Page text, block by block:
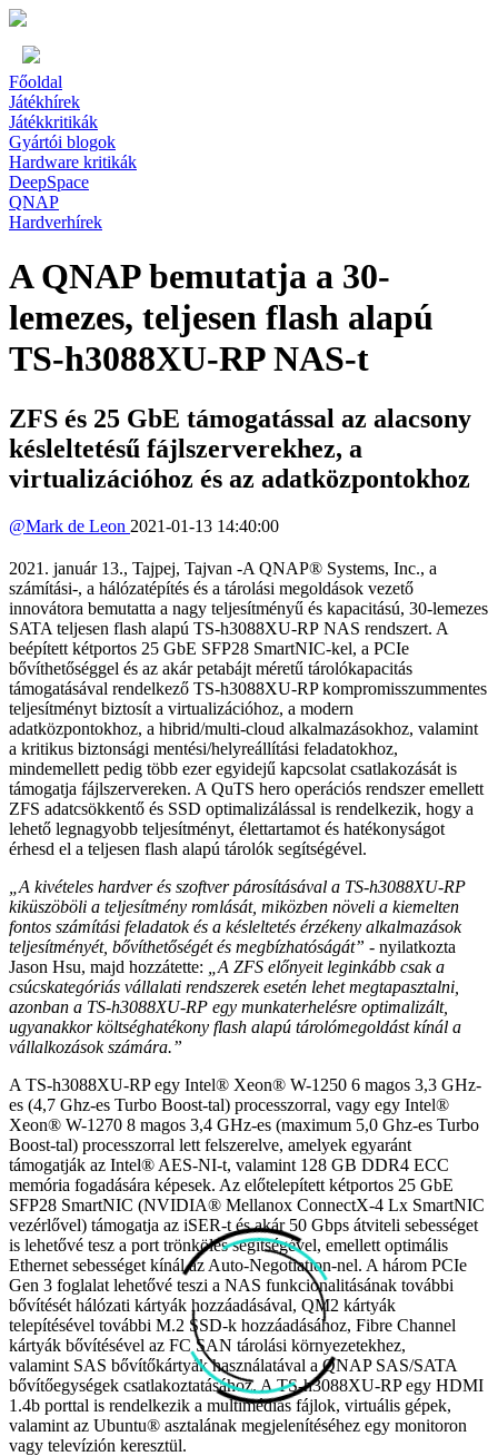
Főoldal
Játékhírek
Játékkritikák
Gyártói blogok
Hardware kritikák
DeepSpace
QNAP
Hardverhírek
A QNAP bemutatja a 30-
lemezes, teljesen flash alapú
TS-h3088XU-RP NAS-t
ZFS és 25 GbE támogatással az alacsony
késleltetésű fájlszerverekhez, a
virtualizációhoz és az adatközpontokhoz
@Mark de Leon 2021-01-13 14:40:00
2021. január 13., Tajpej, Tajvan -A QNAP® Systems, Inc., a
számítási-, a hálózatépítés és a tárolási megoldások vezető
innovátora bemutatta a nagy teljesítményű és kapacitású, 30-lemezes
SATA teljesen flash alapú TS-h3088XU-RP NAS rendszert. A
beépített kétportos 25 GbE SFP28 SmartNIC-kel, a PCIe
bővíthetőséggel és az akár petabájt méretű tárolókapacitás
támogatásával rendelkező TS-h3088XU-RP kompromisszummentes
teljesítményt biztosít a virtualizációhoz, a modern
adatközpontokhoz, a hibrid/multi-cloud alkalmazásokhoz, valamint
a kritikus biztonsági mentési/helyreállítási feladatokhoz,
mindemellett pedig több ezer egyidejű kapcsolat csatlakozását is
támogatja fájlszervereken. A QuTS hero operációs rendszer emellett
ZFS adatcsökkentő és SSD optimalizálással is rendelkezik, hogy a
lehető legnagyobb teljesítményt, élettartamot és hatékonyságot
érhesd el a teljesen flash alapú tárolók segítségével.
„A kivételes hardver és szoftver párosításával a TS-h3088XU-RP
kiküszöböli a teljesítmény romlását, miközben növeli a kiemelten
fontos számítási feladatok és a késleltetés érzékeny alkalmazások
teljesítményét, bővíthetőségét és megbízhatóságát” - nyilatkozta
Jason Hsu, majd hozzátette:
„A ZFS előnyeit leginkább csak a
csúcskategóriás vállalati rendszerek esetén lehet megtapasztalni,
azonban a TS-h3088XU-RP egy munkaterhelésre optimalizált,
ugyanakkor költséghatékony flash alapú tárolómegoldást kínál a
vállalkozások számára.”
A TS-h3088XU-RP egy Intel® Xeon® W-1250 6 magos 3,3 GHz-
es (4,7 Ghz-es Turbo Boost-tal) processzorral, vagy egy Intel®
Xeon® W-1270 8 magos 3,4 GHz-es (maximum 5,0 Ghz-es Turbo
Boost-tal) processzorral lett felszerelve, amelyek egyaránt
támogatják az Intel® AES-NI-t, valamint 128 GB DDR4 ECC
memória fogadására képesek. Az előtelepített kétportos 25 GbE
SFP28 SmartNIC (NVIDIA® Mellanox ConnectX-4 Lx SmartNIC
vezérlővel) támogatja az iSER-t és akár 50 Gbps átviteli sebességet
is lehetővé tesz a port trönkölés segítségével, emellett optimális
Ethernet sebességet kínál az Auto-Negotiation-nel. A három PCIe
Gen 3 foglalat lehetővé teszi a NAS funkcionalitásának további
bővítését hálózati kártyák hozzáadásával, QM2 kártyák
telepítésével további M.2 SSD-k hozzáadásához, Fibre Channel
kártyák bővítésével az FC SAN tárolási környezetekhez,
valamint SAS bővítőkártyák használatával a QNAP SAS/SATA
bővítőegységek csatlakoztatásához. A TS-h3088XU-RP egy HDMI
1.4b porttal is rendelkezik a multimédiás fájlok, virtuális gépek,
valamint az Ubuntu® asztalának megjelenítéséhez egy monitoron
vagy televízión keresztül.